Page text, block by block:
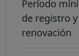
Período
de registro y
renovación